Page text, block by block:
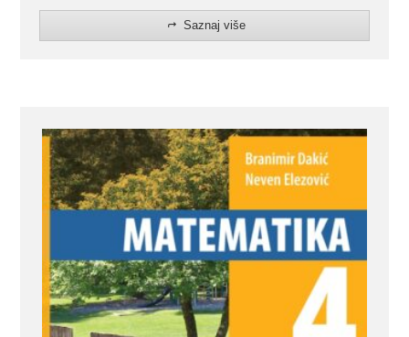
Saznaj više